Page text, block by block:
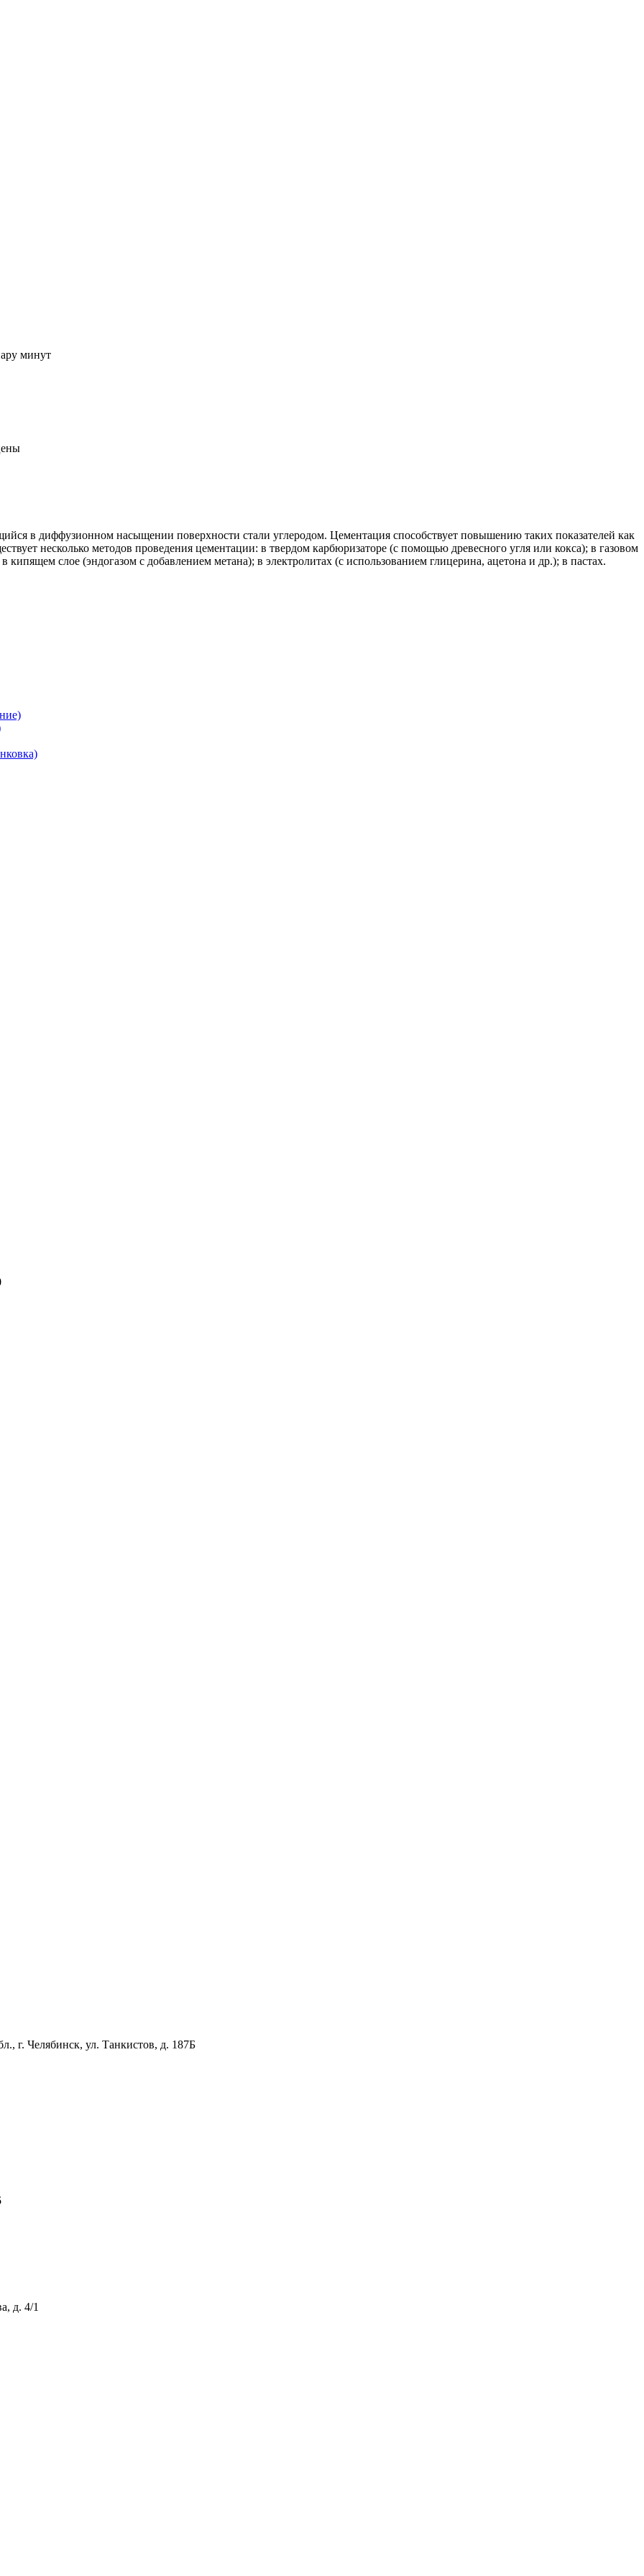
минут
в диффузионном насыщении поверхности стали углеродом. Цементация способствует повышению таких показателей как
несколько методов проведения цементации: в твердом карбюризаторе (с помощью древесного угля или кокса); в газовом
слое (эндогазом с добавлением метана); в электролитах (с использованием глицерина, ацетона и др.); в пастах.
г. Челябинск, ул. Танкистов, д. 187Б
д. 4/1